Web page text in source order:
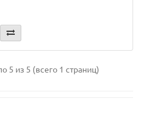
5 из 5 (всего 1 страниц)